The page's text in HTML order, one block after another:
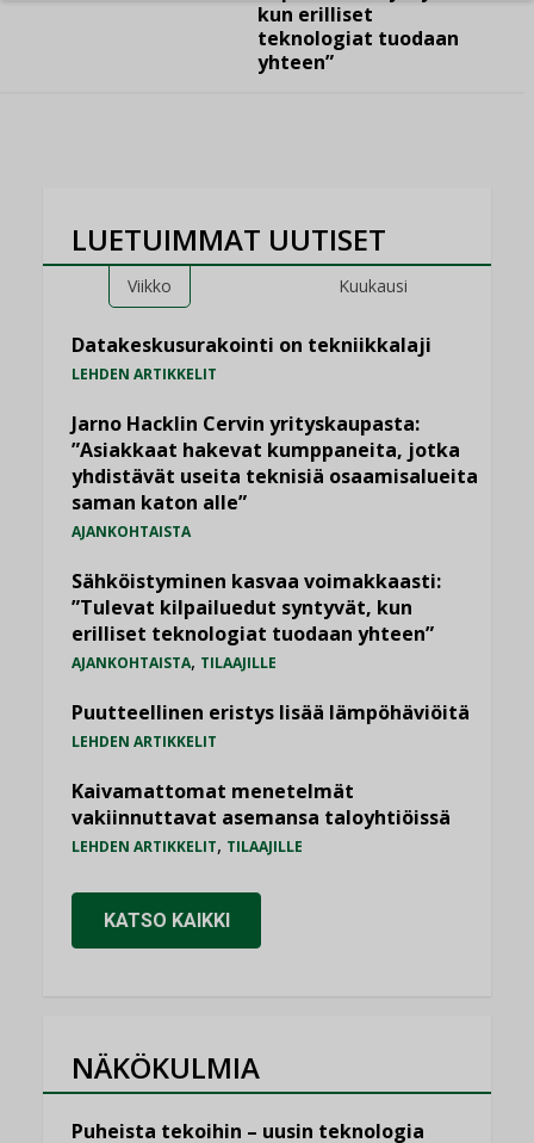
kun erilliset
teknologiat tuodaan
yhteen”
LUETUIMMAT UUTISET
Viikko Kuukausi
Datakeskusurakointi on tekniikkalaji
LEHDEN ARTIKKELIT
Jarno Hacklin Cervin yrityskaupasta:
”Asiakkaat hakevat kumppaneita, jotka
yhdistävät useita teknisiä osaamisalueita
saman katon alle”
AJANKOHTAISTA
Sähköistyminen kasvaa voimakkaasti:
”Tulevat kilpailuedut syntyvät, kun
erilliset teknologiat tuodaan yhteen”
AJANKOHTAISTA, TILAAJILLE
Puutteellinen eristys lisää lämpöhäviöitä
LEHDEN ARTIKKELIT
Kaivamattomat menetelmät
vakiinnuttavat asemansa taloyhtiöissä
LEHDEN ARTIKKELIT, TILAAJILLE
KATSO KAIKKI
NÄKÖKULMIA
Puheista tekoihin – uusin teknologia